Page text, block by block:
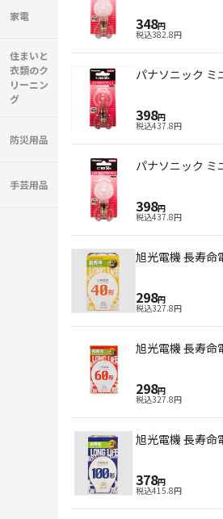
家電
住まいと
衣類のク
リーニン
グ
防災用品
手芸用品
348円
税込382.8円
パナソニック ミ
398円
税込437.8円
パナソニック ミ
398円
税込437.8円
旭光電機 長寿命
298円
税込327.8円
旭光電機 長寿命
298円
税込327.8円
旭光電機 長寿命
378円
税込415.8円